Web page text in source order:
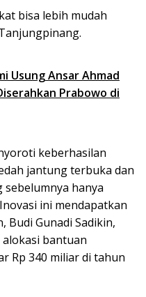
bisa lebih mudah
Usung Ansar Ahmad
Prabowo di
keberhasilan
jantung terbuka dan
hanya
ini mendapatkan
Budi Gunadi Sadikin,
bantuan
Rp 340 miliar di tahun